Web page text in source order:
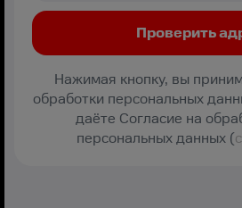
Нажимая кнопку, вы
обработки персональных
даёте Согласие на
персональных данных (